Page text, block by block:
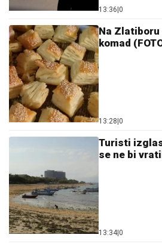
13:36|0
Na Zlatiboru
komad
13:28|0
Turisti
se ne bi
13:34|0